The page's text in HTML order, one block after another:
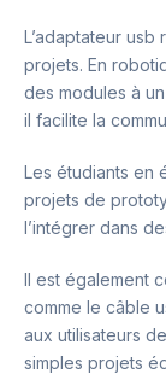
L’adaptateur
projets. En
des modules à
il facilite la
Les étudiants en
projets de
l’intégrer dans
Il est également
comme le câble
aux utilisateurs
simples projets